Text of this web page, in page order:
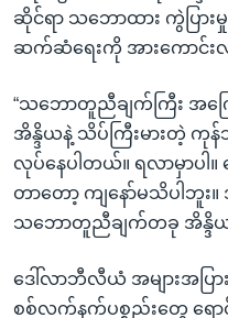
ဆိုင်ရာ သဘောထား ကွဲပြာ
ဆက်ဆံရေးကို အားကောင်း
“သဘောတူညီချက်ကြီး အကြေ
အိန္ဒိယနဲ့ သိပ်ကြီးမားတဲ့
လုပ်နေပါတယ်။ ရလာမှာပါ။
တာတော့ ကျနော်မသိပါဘူး။
သဘောတူညီချက်တခု အိန္ဒိယနဲ့
ဒေါ်လာဘီလီယံ အများအပ
စစ်လက်နက်ပစ္စည်းတွေ ရေ